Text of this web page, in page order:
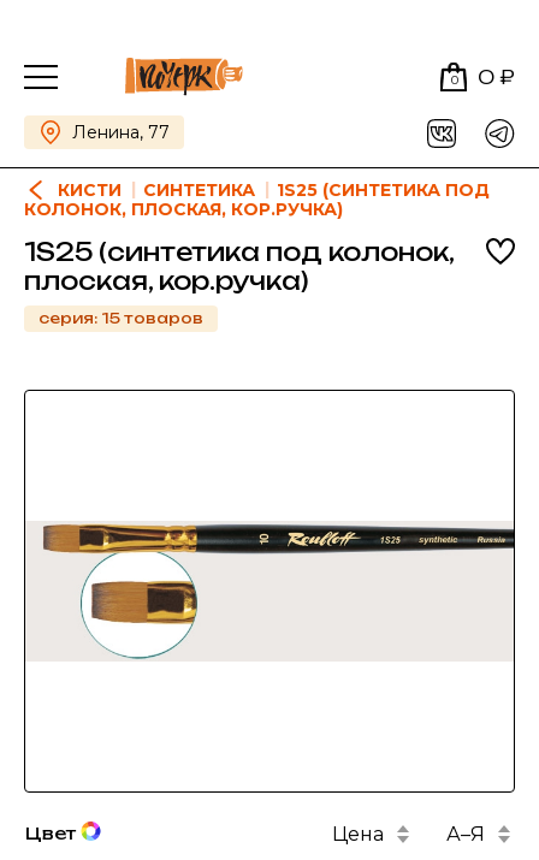
0 0 ₽
Ленина, 77
КИСТИ СИНТЕТИКА
1S25 (СИНТЕТИКА ПОД
КОЛОНОК, ПЛОСКАЯ, КОР.РУЧКА)
1S25 (синтетика под колонок,
плоская, кор.ручка)
серия: 15 товаров
Цвет Цена А–Я